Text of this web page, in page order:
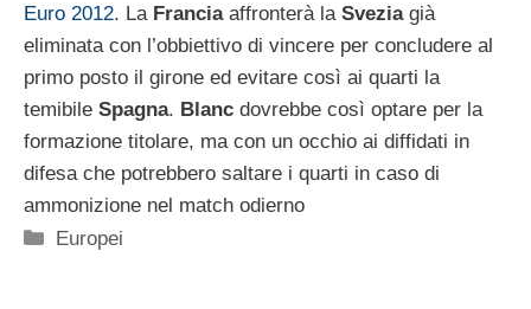
Euro 2012. La Franciaaffronterà la Sveziagià
eliminata con l’obbiettivo di vincere per concludere al
primo posto il girone ed evitare così ai quarti la
temibile Spagna. Blanc dovrebbe così optare per la
formazione titolare, ma con un occhio ai diffidati in
difesa che potrebbero saltare i quarti in caso di
ammonizione nel match odierno
Categorie
Europei